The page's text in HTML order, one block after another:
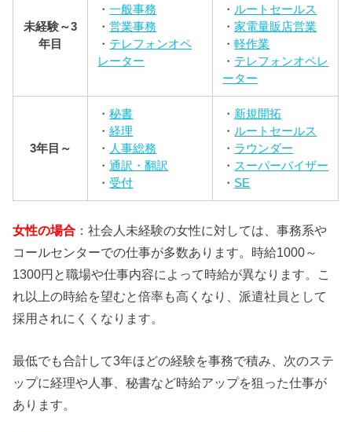
未経験～3
年目
・一般事務
・営業事務
・ テレフォンオペ
レーター
・ ルートセールス
・家電量販店営業
・軽作業
・ テレフォンオペレ
ーター
3年目～
・秘書
・経理
・ 人事総務
・通訳・翻訳
・ 受付
・ 新規開拓
・ ルートセールス
・ ラウンダー
・ スーパーバイザー
・ SE
女性の場合 ：社会人未経験の女性に対しては、事務系や
コールセンターでの仕事が多数あります。時給1000～
1300円と職場や仕事内容によって時給が異なります。こ
れ以上の時給を望むと倍率も高くなり、派遣社員として
採用されにくくなります。
最低でも合計して3年ほどの経験を事務で積み、次のステ
ップに経理や人事、秘書など時給アップを狙った仕事が
あります。